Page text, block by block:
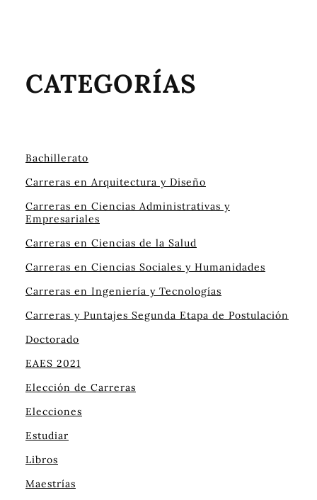
CATEGORÍAS
Bachillerato
Carreras en Arquitectura y Diseño
Carreras en Ciencias Administrativas y
Empresariales
Carreras en Ciencias de la Salud
Carreras en Ciencias Sociales y Humanidades
Carreras en Ingeniería y Tecnologías
Carreras y Puntajes Segunda Etapa de Postulación
Doctorado
EAES 2021
Elección de Carreras
Elecciones
Estudiar
Libros
Maestrías